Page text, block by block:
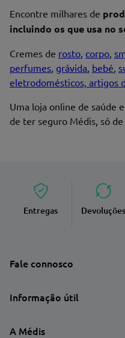
Encontre milhares de
incluindo os que usa no
Cremes de rosto corpo
perfumes grávida bebé
eletrodomésticos, artigos
Uma loja online de saúde
de ter seguro Médis, só de
Entregas Devoluções
Fale connosco
Informação útil
A Médis